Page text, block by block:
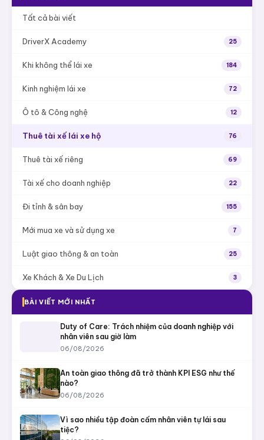
Tất cả bài viết
DriverX Academy 25
Khi không thể lái xe 184
Kinh nghiệm lái xe 72
Ô tô & Công nghệ 12
Thuê tài xế lái xe hộ 76
Thuê tài xế riêng 69
Tài xế cho doanh nghiệp 22
Đi tỉnh & sân bay 155
Mới mua xe và sử dụng xe 7
Luật giao thông & an toàn 25
Xe Khách & Xe Du Lịch 3
BÀI VIẾT MỚI NHẤT
Duty of Care: Trách nhiệm của doanh nghiệp với
nhân viên sau giờ làm
06/08/2026
An toàn giao thông đã trở thành KPI ESG như thế
nào?
06/08/2026
Vì sao nhiều tập đoàn cấm nhân viên tự lái sau
tiệc?